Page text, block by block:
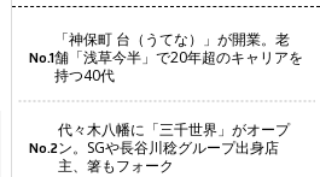
No.1
「神保町 台（うてな）」が開業。老
舗「浅草今半」で20年超のキャリアを
持つ40代
No.2
代々木八幡に「三千世界」がオープ
ン。SGや長谷川稔グループ出身店
主、箸もフォーク